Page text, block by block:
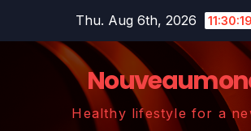
Thu. Aug 6th, 2026
Healthy lifestyle for a